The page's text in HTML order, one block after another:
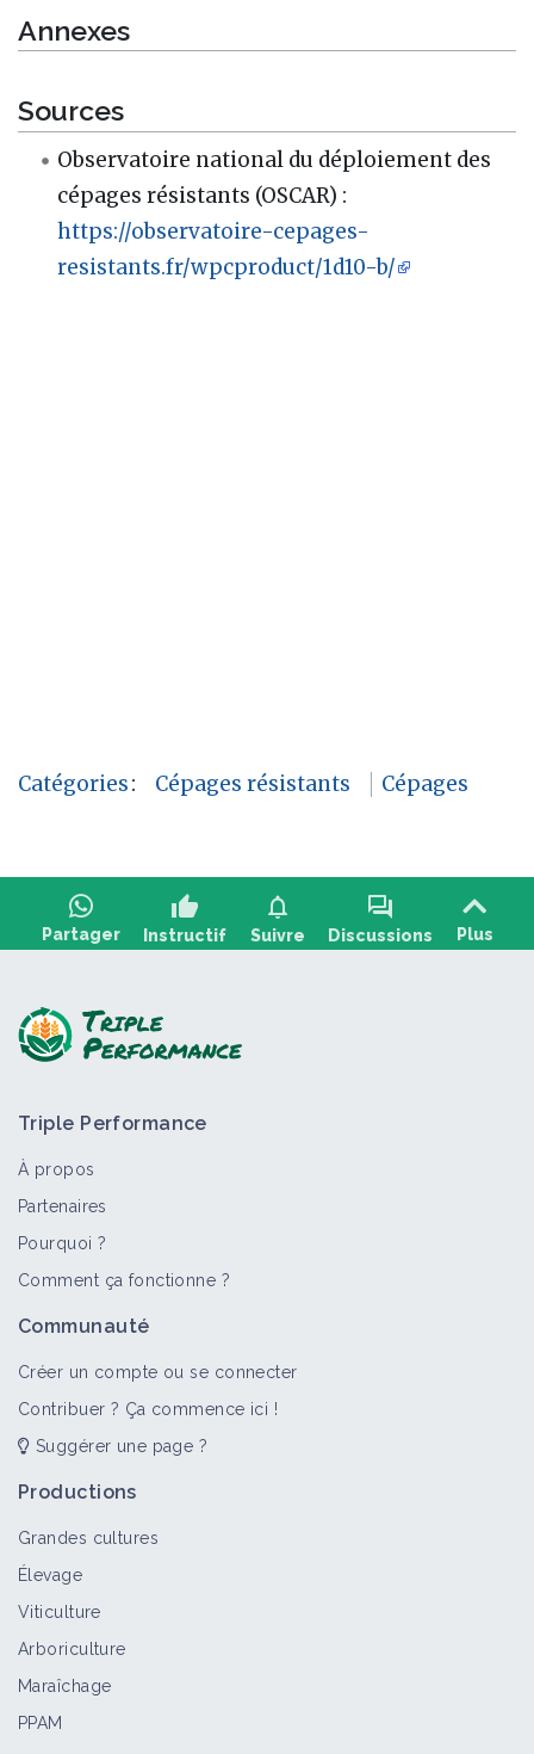
Annexes
Sources
Observatoire national du déploiement des
cépages résistants (OSCAR) :
https://observatoire-cepages-
resistants.fr/wpcproduct/1d10-b/
Catégories: Cépages résistants Cépages
Partager
thumb_up
Instructif
notifications
Suivre
forum
Discussions Plus
Mildiou
Triple Performance
À propos
Partenaires
Pourquoi ?
Comment ça fonctionne ?
Communauté
Créer un compte ou se connecter
Contribuer ? Ça commence ici !
Suggérer une page ?
Productions
Grandes cultures
Élevage
Viticulture
Arboriculture
Maraîchage
PPAM